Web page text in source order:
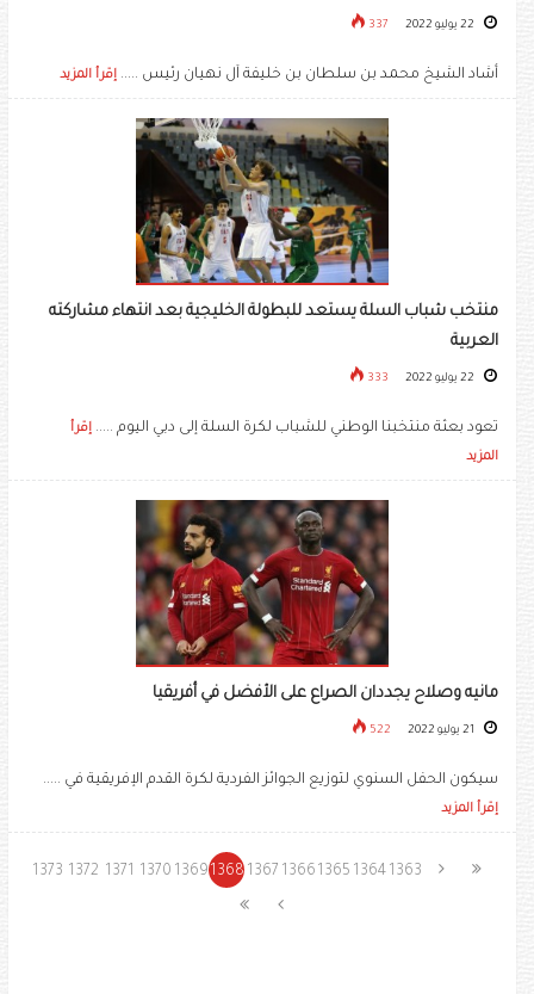
337
أشاد الشيخ محمد بن سلطان بن خليفة آل نهيان رئيس ..... إقرأ المزيد
منتخب شباب السلة يستعد للبطولة الخليجية بعد انتهاء مشاركته
العربية
333
تعود بعثة منتخبنا الوطني للشباب لكرة السلة إلى دبي اليوم ..... إقرأ
المزيد
مانيه وصلاح يجددان الصراع على الأفضل في أفريقيا
522
سيكون الحفل السنوي لتوزيع الجوائز الفردية لكرة القدم الإفريقية في .....
إقرأ المزيد
1363
1364
1365
1366
1367
1368
1369
1370
1371
1372
1373